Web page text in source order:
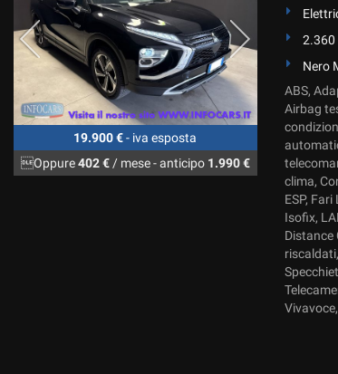
19.900 €- iva esposta
Oppure402 €/ mese-anticipo 1.990 €
2.360
Nero
ABS,
Airbag
clima,
ESP,
Isofix,
Distance